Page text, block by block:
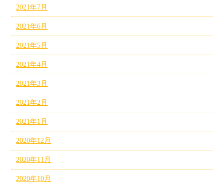
2021年7月
2021年6月
2021年5月
2021年4月
2021年3月
2021年2月
2021年1月
2020年12月
2020年11月
2020年10月